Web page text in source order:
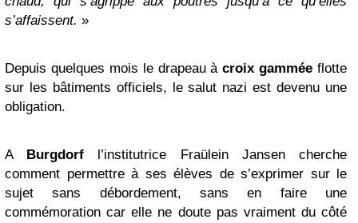
s’affaissent. »
Depuis quelques mois le drapeau àcroix gammée flotte
sur les bâtiments officiels, le salut nazi est devenu une
obligation.
A Burgdorf l’institutrice Fraülein Jansen cherche
comment permettre à ses élèves de s’exprimer sur le
sujet sans débordement, sans en faire une
commémoration car elle ne doute pas vraiment du côté